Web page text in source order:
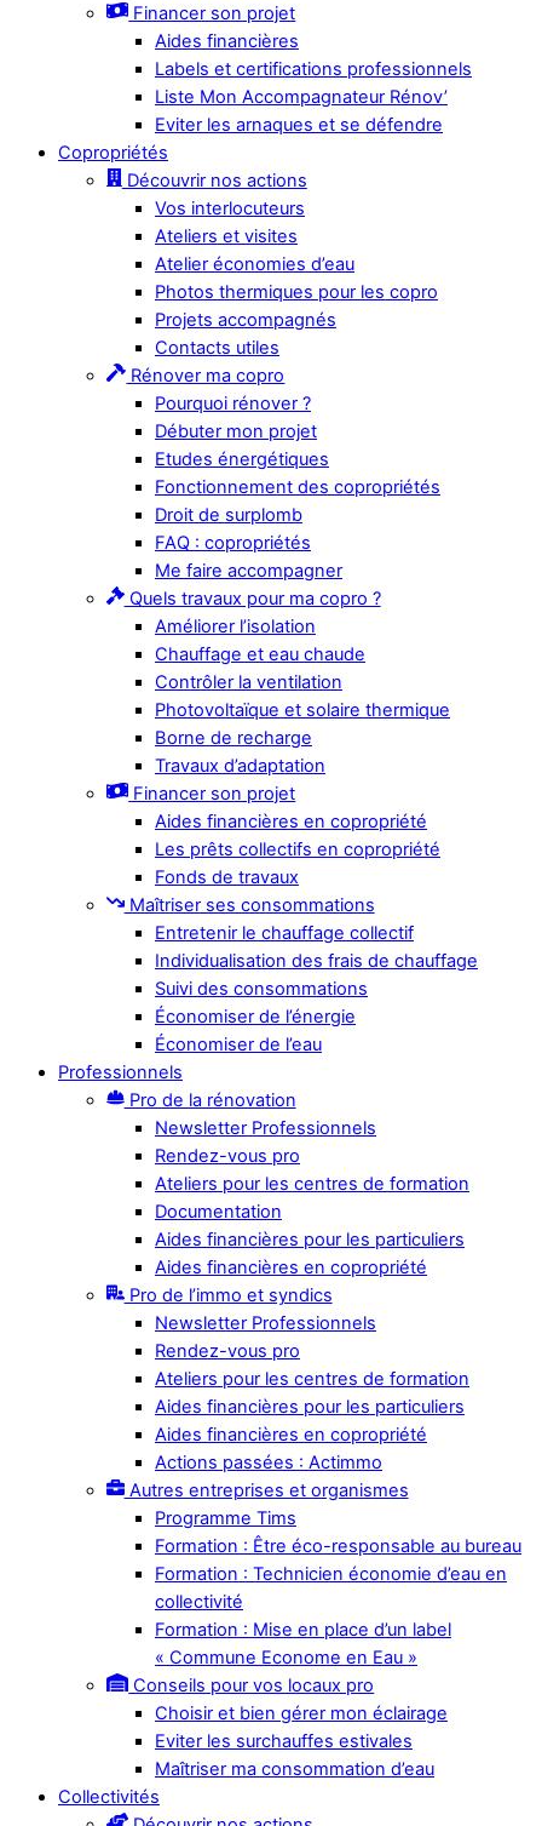
Financer son projet
Aides financières
Labels et certifications professionnels
Liste Mon Accompagnateur Rénov’
Eviter les arnaques et se défendre
Copropriétés
Découvrir nos actions
Vos interlocuteurs
Ateliers et visites
Atelier économies d’eau
Photos thermiques pour les copro
Projets accompagnés
Contacts utiles
Rénover ma copro
Pourquoi rénover ?
Débuter mon projet
Etudes énergétiques
Fonctionnement des copropriétés
Droit de surplomb
FAQ : copropriétés
Me faire accompagner
Quels travaux pour ma copro ?
Améliorer l’isolation
Chauffage et eau chaude
Contrôler la ventilation
Photovoltaïque et solaire thermique
Borne de recharge
Travaux d’adaptation
Financer son projet
Aides financières en copropriété
Les prêts collectifs en copropriété
Fonds de travaux
Maîtriser ses consommations
Entretenir le chauffage collectif
Individualisation des frais de chauffage
Suivi des consommations
Économiser de l’énergie
Économiser de l’eau
Professionnels
Pro de la rénovation
Newsletter Professionnels
Rendez-vous pro
Ateliers pour les centres de formation
Documentation
Aides financières pour les particuliers
Aides financières en copropriété
Pro de l’immo et syndics
Newsletter Professionnels
Rendez-vous pro
Ateliers pour les centres de formation
Aides financières pour les particuliers
Aides financières en copropriété
Actions passées : Actimmo
Autres entreprises et organismes
Programme Tims
Formation : Être éco-responsable au bureau
Formation : Technicien économie d’eau en
collectivité
Formation : Mise en place d’un label
« Commune Econome en Eau »
Conseils pour vos locaux pro
Choisir et bien gérer mon éclairage
Eviter les surchauffes estivales
Maîtriser ma consommation d’eau
Collectivités